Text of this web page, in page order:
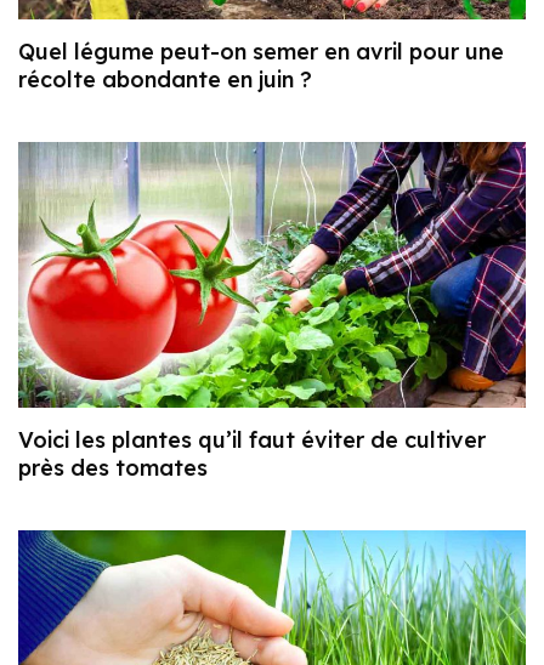
Quel légume peut-on semer en avril pour une
récolte abondante en juin ?
Voici les plantes qu’il faut éviter de cultiver
près des tomates